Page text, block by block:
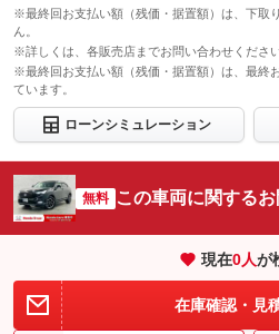
※最終回お支払い額（残価・据置額）は、下取
ん。
※詳しくは、各販売店までお問い合わせください
※最終回お支払い額（残価・据置額）は、最終
ています。
ローンシミュレーション
無料 この車両に関する
現在0人が
在庫確認・見